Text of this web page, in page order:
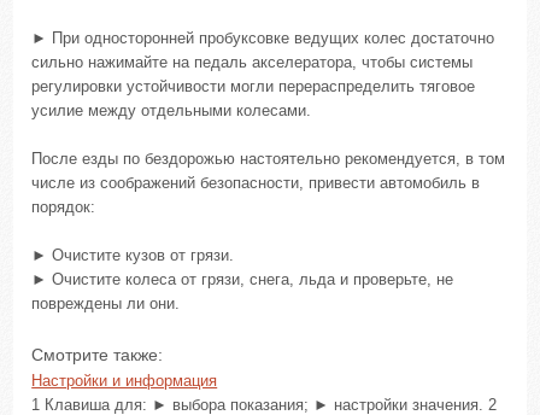
► При односторонней пробуксовке ведущих колес достаточно
сильно нажимайте на педаль акселератора, чтобы системы
регулировки устойчивости могли перераспределить тяговое
усилие между отдельными колесами.
После езды по бездорожью настоятельно рекомендуется, в том
числе из соображений безопасности, привести автомобиль в
порядок:
► Очистите кузов от грязи.
► Очистите колеса от грязи, снега, льда и проверьте, не
повреждены ли они.
Смотрите также:
Настройки и информация
1 Клавиша для: ► выбора показания; ► настройки значения. 2